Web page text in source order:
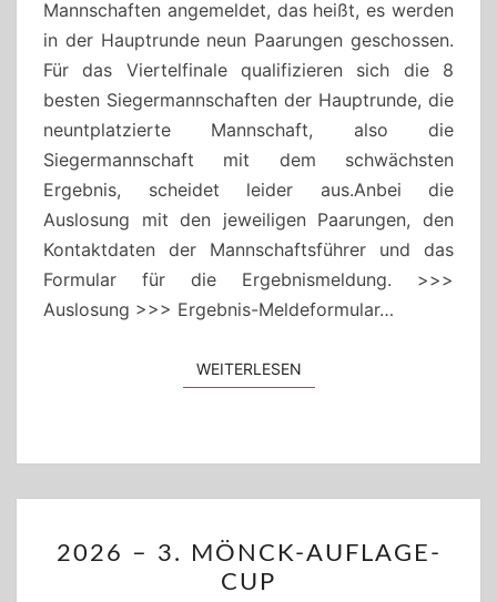
Mannschaften angemeldet, das heißt, es werden
in der Hauptrunde neun Paarungen geschossen.
Für das Viertelfinale qualifizieren sich die 8
besten Siegermannschaften der Hauptrunde, die
neuntplatzierte Mannschaft, also die
Siegermannschaft mit dem schwächsten
Ergebnis, scheidet leider aus.Anbei die
Auslosung mit den jeweiligen Paarungen, den
Kontaktdaten der Mannschaftsführer und das
Formular für die Ergebnismeldung. >>>
Auslosung >>> Ergebnis-Meldeformular…
WEITERLESENWEITERLESEN
–
3.
2026 – 3. MÖNCK-AUFLAGE-
CUP